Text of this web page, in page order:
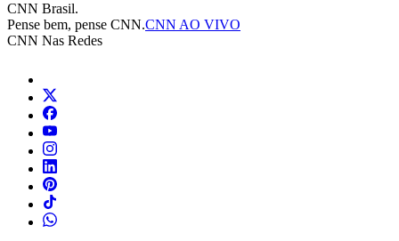
CNN Brasil.
Pense bem, pense CNN.CNN AO VIVO
CNN Nas Redes